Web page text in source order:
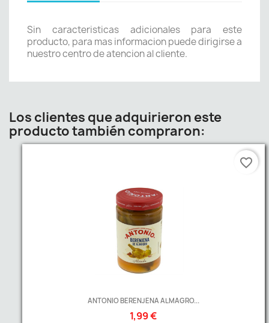
Sin caracteristicas adicionales para este
producto, para mas informacion puede dirigirse a
nuestro centro de atencion al cliente.
Los clientes que adquirieron este
producto también compraron:
ANTONIO BERENJENA ALMAGRO...
1,99 €
favorite_border